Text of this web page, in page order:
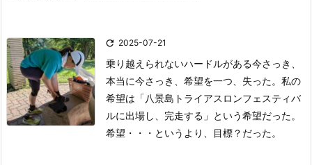
 2025-07-21
乗り越えられないハードルがある今さっき、
本当に今さっき、希望を一つ、失った。 私の
希望は「八景島トライアスロンフェスティバ
ルに出場し、完走する」という希望だった。
希望・・・というより、目標？だった。